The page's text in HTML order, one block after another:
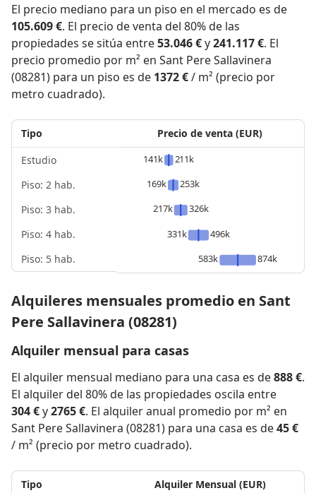
El precio mediano para un piso en el mercado es de
105.609 €. El precio de venta del 80% de las
propiedades se sitúa entre53.046 €y241.117 €. El
precio promedio por m² en Sant Pere Sallavinera
(08281) para un piso es de 1372 €/ m² (precio por
metro cuadrado).
Tipo
Estudio
Piso: 2 hab.
Piso: 3 hab.
Piso: 4 hab.
Piso: 5 hab.
Precio de venta (EUR)
141k
211k
169k
253k
217k
326k
331k
496k
583k
874k
Alquileres mensuales promedio en Sant
Pere Sallavinera (08281)
Alquiler mensual para casas
El alquiler mensual mediano para una casa es de888 €.
El alquiler del 80% de las propiedades oscila entre
304 €y2765 €. El alquiler anual promedio por m² en
Sant Pere Sallavinera (08281) para una casa es de45 €
/ m² (precio por metro cuadrado).
Tipo
Alquiler Mensual (EUR)